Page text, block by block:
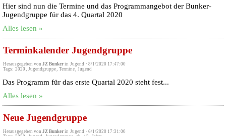
Hier sind nun die Termine und das Programmangebot der Bunker-
Jugendgruppe für das 4. Quartal 2020
Alles lesen »
Terminkalender Jugendgruppe
Herausgegeben von JZ Bunker in Jugend · 8/1/2020 17:47:00
Tags: 2020 , Jugendgruppe, Termine, Jugend
Das Programm für das erste Quartal 2020 steht fest...
Alles lesen »
Neue Jugendgruppe
Herausgegeben von JZ Bunker in Jugend · 6/1/2020 17:31:00